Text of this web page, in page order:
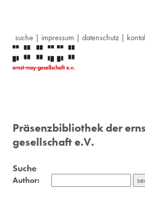
suche | impressum | datenschutz|
Präsenzbibliothek der
gesellschaft e.V.
Suche
Author: